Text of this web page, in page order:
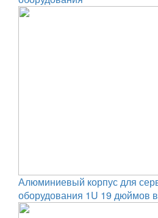
Алюминиевый корпус для
оборудования 1U 19 дюймов в